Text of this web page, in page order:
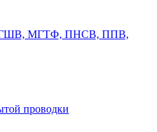
МГТФ, ПНСВ, ППВ,
проводки